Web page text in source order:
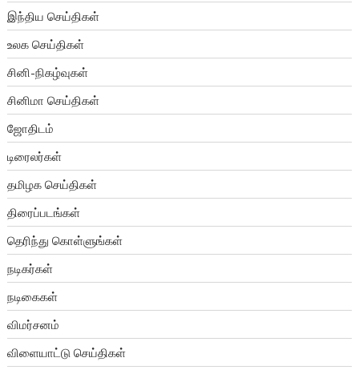
இந்திய செய்திகள்
உலக செய்திகள்
சினி-நிகழ்வுகள்
சினிமா செய்திகள்
ஜோதிடம்
டிரைலர்கள்
தமிழக செய்திகள்
திரைப்படங்கள்
தெரிந்து கொள்ளுங்கள்
நடிகர்கள்
நடிகைகள்
விமர்சனம்
விளையாட்டு செய்திகள்